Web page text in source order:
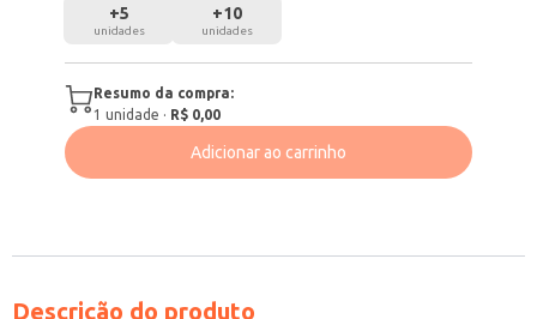
+5
unidades
+10
unidades
Resumo da compra:
1 unidade · R$ 0,00
Adicionar ao carrinho
Descrição do produto